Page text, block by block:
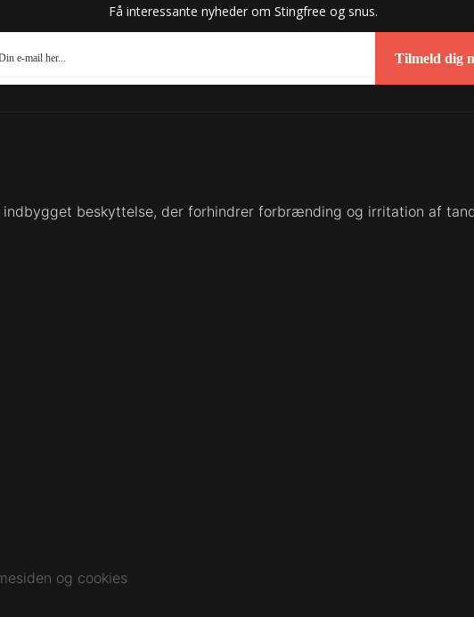
Få interessante nyheder om Stingfree og snus.
Tilmeld dig
beskyttelse, der forhindrer forbrænding og irritation af
og cookies